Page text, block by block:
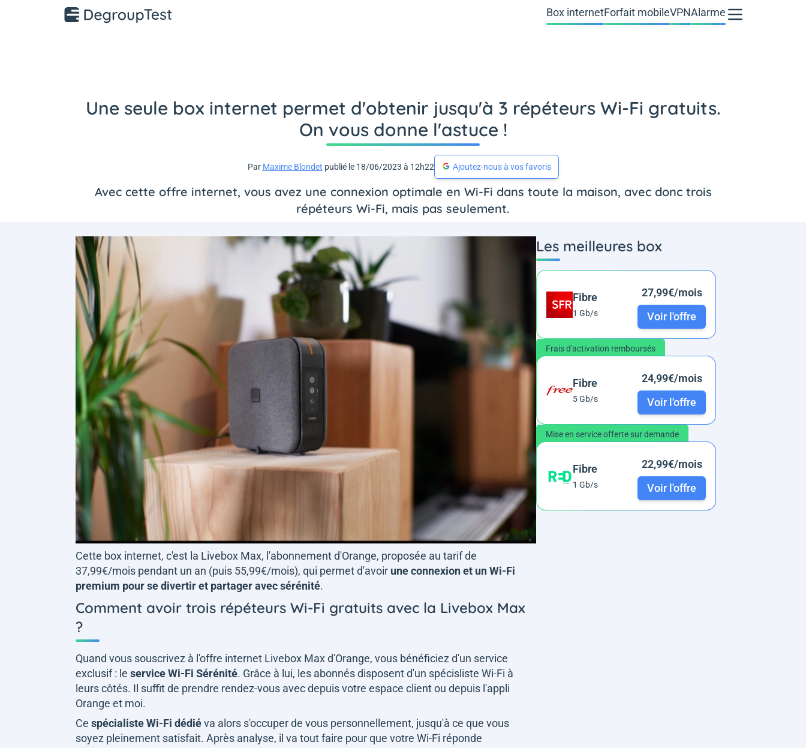
Box internetForfait mobileVPNAlarme
Une seule box internet permet d'obtenir jusqu'à 3 répéteurs Wi-Fi gratuits.
On vous donne l'astuce !
Par Maxime Blondet publié le 18/06/2023 à 12h22 Ajoutez-nous à vos favoris
Avec cette offre internet, vous avez une connexion optimale en Wi-Fi dans toute la maison, avec donc trois
répéteurs Wi-Fi, mais pas seulement.
Cette box internet, c'est la Livebox Max, l'abonnement d'Orange, proposée au tarif de
37,99€/mois pendant un an (puis 55,99€/mois), qui permet d'avoir une connexion et un Wi-Fi
premium pour se divertir et partager avec sérénité.
Comment avoir trois répéteurs Wi-Fi gratuits avec la Livebox Max
?
Quand vous souscrivez à l'offre internet Livebox Max d'Orange, vous bénéficiez d'un service
exclusif : le service Wi-Fi Sérénité. Grâce à lui, les abonnés disposent d'un spécisliste Wi-Fi à
leurs côtés. Il suffit de prendre rendez-vous avec depuis votre espace client ou depuis l'appli
Orange et moi.
Ce spécialiste Wi-Fi dédiéva alors s'occuper de vous personnellement, jusqu'à ce que vous
soyez pleinement satisfait. Après analyse, il va tout faire pour que votre Wi-Fi réponde
Les meilleures box
Fibre
1 Gb/s
27,99€/mois
Voir l'offre
Frais d'activation remboursés
Fibre
5 Gb/s
24,99€/mois
Voir l'offre
Mise en service offerte sur demande
Fibre
1 Gb/s
22,99€/mois
Voir l'offre